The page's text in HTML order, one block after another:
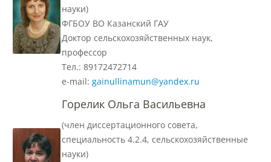
Наши услуги
Международная деятельность
Договоры о сотрудничестве
науки)
ФГБОУ ВО Казанский ГАУ
Доктор сельскохозяйственных наук,
профессор
Тел.: 89172472714
е-mail: gainullinamun@yandex.ru
Горелик Ольга Васильевна
(член диссертационного совета,
специальность 4.2.4, сельскохозяйственные
науки)